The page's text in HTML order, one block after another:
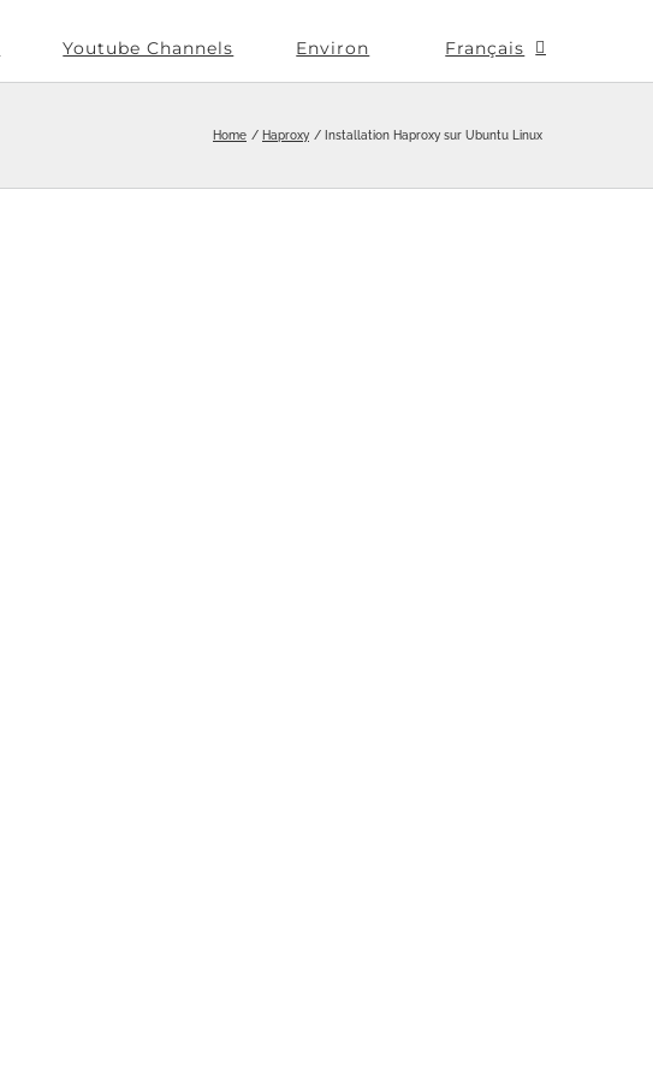
Youtube Channels Environ Français
Home Haproxy Installation Haproxy sur Ubuntu Linux